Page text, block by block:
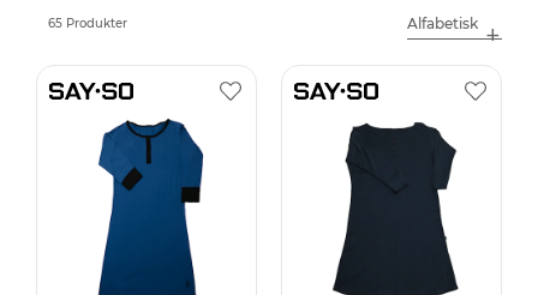
65 Produkter